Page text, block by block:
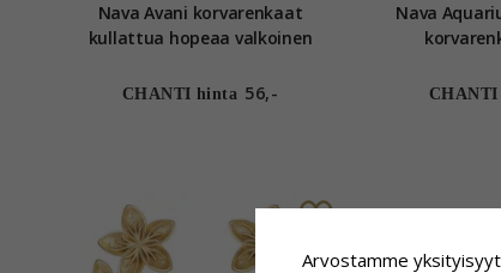
Nava Avani korvarenkaat
kullattua hopeaa valkoinen
CHANTI hinta 56,-
Nava Aquarius pitkät
Arvostamme